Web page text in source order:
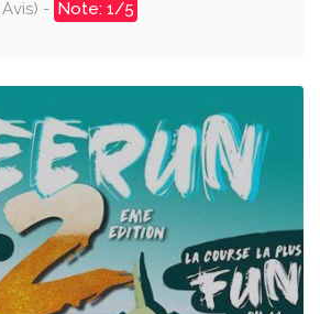
Avis) - Note: 1/5